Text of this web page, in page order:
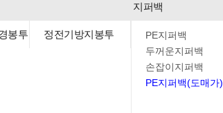
지퍼백
봉투 정전기방지봉투
PE지퍼백
두꺼운지퍼백
손잡이지퍼백
PE지퍼백(도매가)